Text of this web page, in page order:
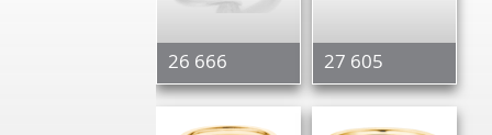
26 666 27 605